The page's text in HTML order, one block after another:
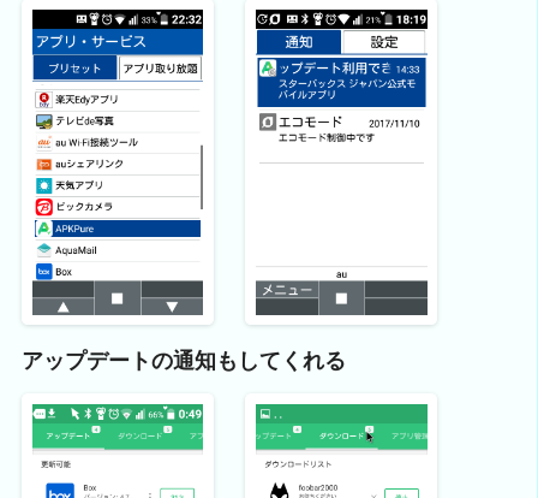
アップデートの通知もしてくれる